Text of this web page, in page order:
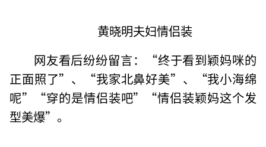
黄晓明夫妇情侣装
网友看后纷纷留言：“终于看到颖妈咪的
正面照了”、“我家北鼻好美”、“我小海绵
呢”“穿的是情侣装吧”“情侣装颖妈这个发
型美爆”。